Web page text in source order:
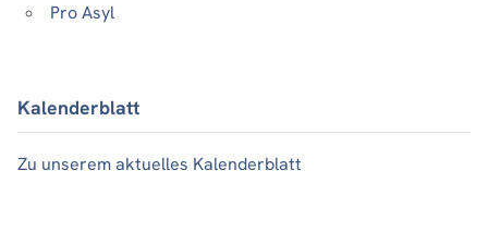
Pro Asyl
Kalenderblatt
Zu unserem aktuelles Kalenderblatt